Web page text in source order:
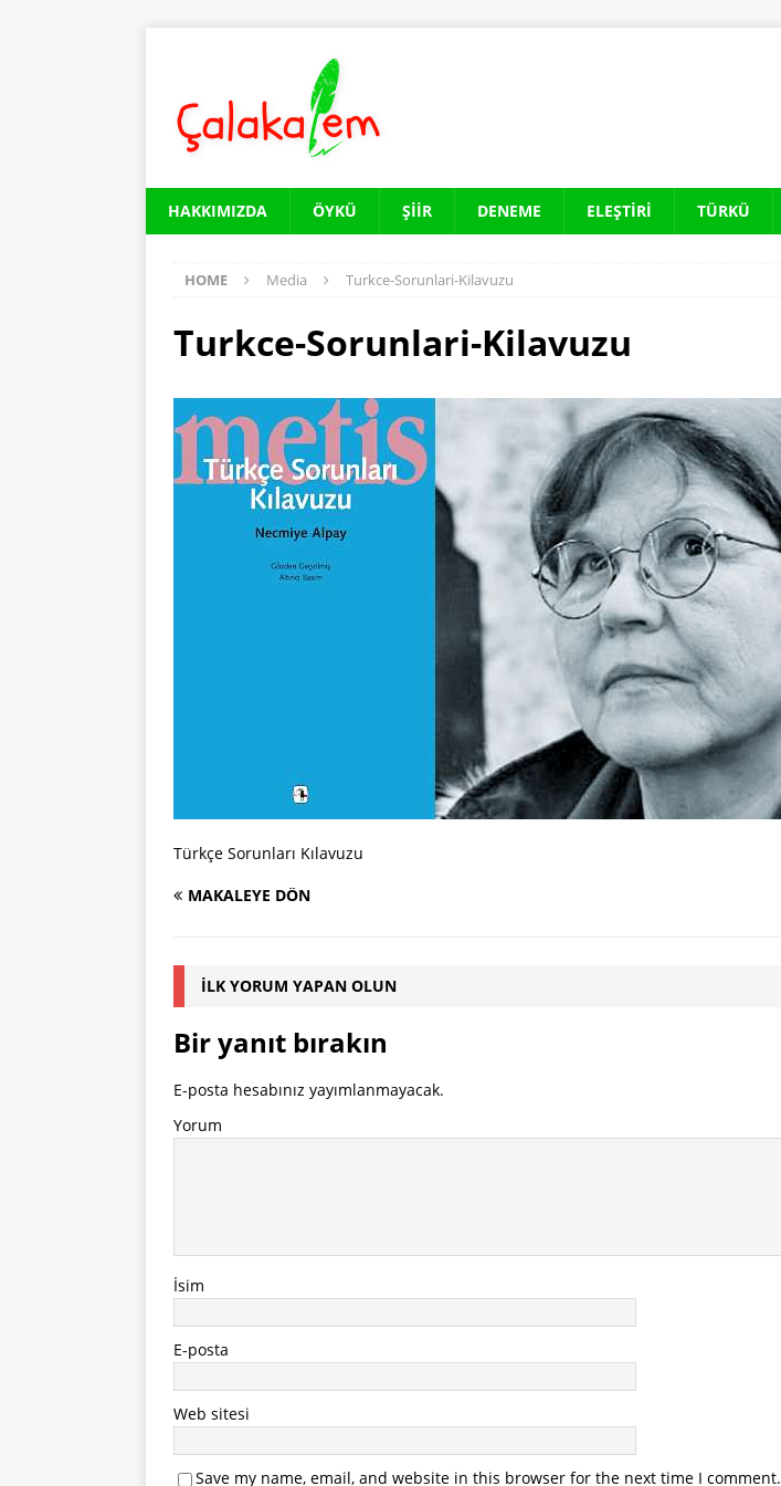
HAKKIMIZDA ÖYKÜ ŞIIR DENEME ELEŞTIRI TÜRKÜ
HOME Media Turkce-Sorunlari-Kilavuzu
Turkce-Sorunlari-Kilavuzu
Türkçe Sorunları Kılavuzu
MAKALEYE DÖN
İLK YORUM YAPAN OLUN
Bir yanıt bırakın
E-posta hesabınız yayımlanmayacak.
Yorum
İsim
E-posta
Web sitesi
Save my name, email, and website in this browser for the next time I comment.